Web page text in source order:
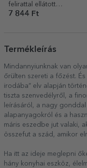
felirattal ellátott
borosdoboz – Premium
7 844 Ft
Termékleírás
Mindannyiunknak van
őrülten szereti a főzést.
irodába” elv alapján
tiszta szenvedélyről, a
leírásáról, a nagy
alapanyagokról és a
máris eszedbe jut valaki,
összefut a szád, amikor
Ha itt az ideje meglepni
hány konyhai eszköz,